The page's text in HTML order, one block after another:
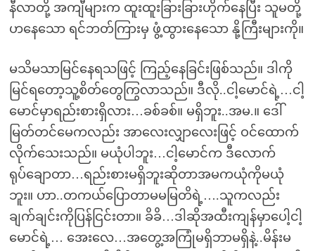
နီလာတို့ အကျီများက ထူးထူးခြားခြားဟိုက်နေပြီး သူမတို့
ဟနေသော ရင်ဘတ်ကြားမှ ဖွံ့ထွားနေသော နို့ကြီးများကို။
မသိမသာမြင်နေရသဖြင့် ကြည့်နေခြင်းဖြစ်သည်။ ဒါကို
မြင်ရတော့သူ့စိတ်တွေကြွလာသည်။ ဒီလို..ငါ့မောင်ရဲ့…ငါ့
မောင်မှာရည်းစားရှိလား…ခစ်ခစ်။ မရှိဘူး..အမ.။ ဒေါ်
မြတ်တင်မေကလည်း အာလေးလျှာလေးဖြင့် ဝင်ထောက်
လိုက်သေးသည်။ မယုံပါဘူး…ငါ့မောင်က ဒီလောက်
ရုပ်ချောတာ…ရည်းစားမရှိဘူးဆိုတာအမကယုံကိုမယုံ
ဘူး။ ဟာ..တကယ်ပြောတာမမမြတိရဲ့….သူကလည်း
ချက်ချင်းကိုပြန်ငြင်းတာ။ ခိခိ…ဒါဆိုအထီးကျန်မှာပေါ့ငါ့
မောင်ရဲ့… အေးလေ…အတွေ့အကြုံမရှိဘာမရှိနဲ့..မိန်းမ